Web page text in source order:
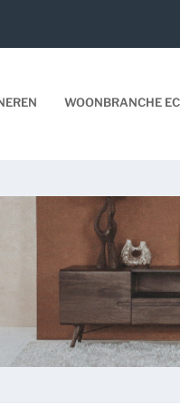
WOONBRANCHE